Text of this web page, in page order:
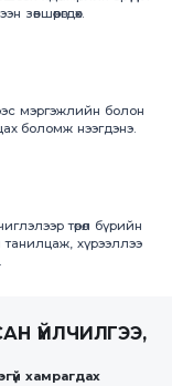
мэргэжлийн болон
боломж нээгдэнэ.
төрөл бүрийн
хүрээллээ
ҮЙЛЧИЛГЭЭ,
хамрагдах